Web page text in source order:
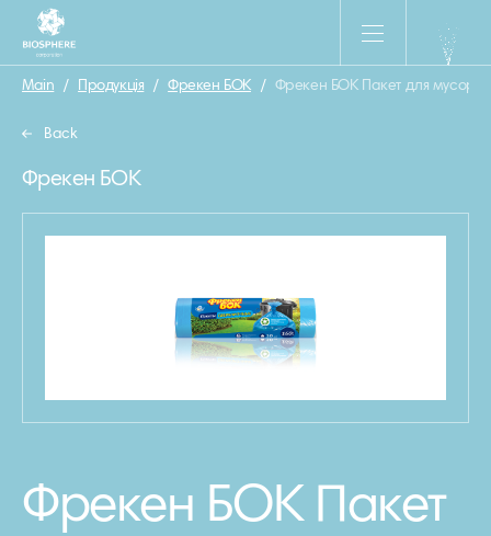
Main / Продукція / Фрекен БОК / Фрекен БОК Пакет для мусора
Back
Фрекен БОК
Фрекен БОК Пакет